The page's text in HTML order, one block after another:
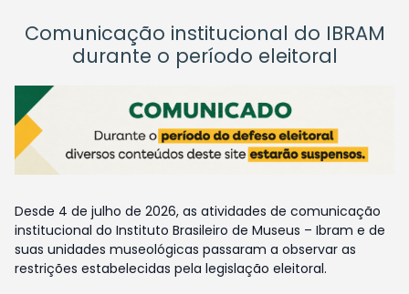
Comunicação institucional do IBRAM
durante o período eleitoral
Desde 4 de julho de 2026, as atividades de comunicação
institucional do Instituto Brasileiro de Museus – Ibram e de
suas unidades museológicas passaram a observar as
restrições estabelecidas pela legislação eleitoral.